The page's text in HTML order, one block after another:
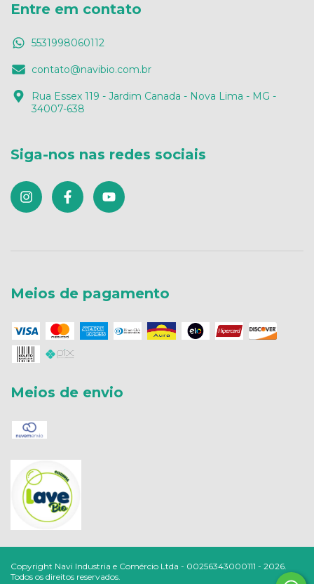
Entre em contato
5531998060112
contato@navibio.com.br
Rua Essex 119 - Jardim Canada - Nova Lima - MG -
34007-638
Siga-nos nas redes sociais
Meios de pagamento
Meios de envio
Copyright Navi Industria e Comércio Ltda - 00256343000111 - 2026.
Todos os direitos reservados.